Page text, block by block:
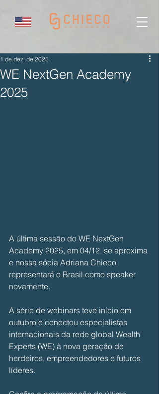
WE NextGen Academy
2025
1 de dez. de 2025
A última sessão do WE NextGen
Academy 2025, em 04/12, se aproxima
e nossa sócia Adriana Chieco
representará o Brasil como speaker
novamente.
A série de webinars teve início em
outubro e conectou especialistas
internacionais da rede global Wealth
Experts (WE) à nova geração de
herdeiros, empreendedores e futuros
líderes.